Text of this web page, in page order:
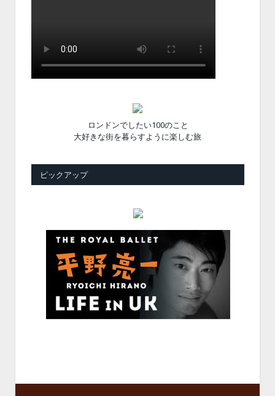
ロンドンでしたい100のこと
大好きな街を暮らすように楽しむ旅
ピックアップ